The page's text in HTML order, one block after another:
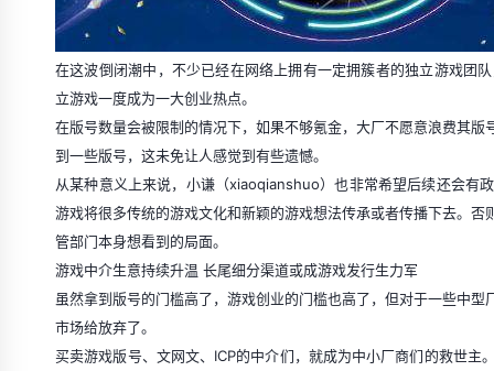
在这波倒闭潮中，不少已经在网络上拥有一定拥簇者的独立游戏团
立游戏一度成为一大创业热点。
在版号数量会被限制的情况下，如果不够氪金，大厂不愿意浪费其
到一些版号，这未免让人感觉到有些遗憾。
从某种意义上来说，小谦（xiaoqianshuo）也非常希望后续还会有
游戏将很多传统的游戏文化和新颖的游戏想法传承或者传播下去。
管部门本身想看到的局面。
游戏中介生意持续升温 长尾细分渠道或成游戏发行生力军
虽然拿到版号的门槛高了，游戏创业的门槛也高了，但对于一些中
市场给放弃了。
买卖游戏版号、文网文、ICP的中介们，就成为中小厂商们的救世